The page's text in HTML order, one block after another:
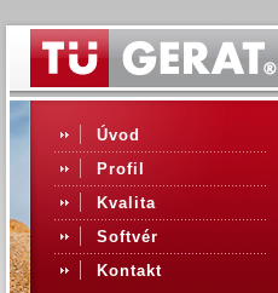
Úvod
Profil
Kvalita
Softvér
Kontakt